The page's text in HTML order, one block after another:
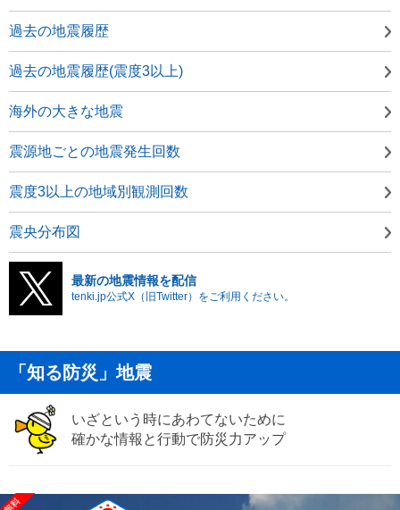
過去の地震履歴
過去の地震履歴(震度3以上)
海外の大きな地震
震源地ごとの地震発生回数
震度3以上の地域別観測回数
震央分布図
最新の地震情報を配信
tenki.jp公式X（旧Twitter）をご利用ください。
「知る防災」地震
いざという時にあわてないために
確かな情報と行動で防災力アップ